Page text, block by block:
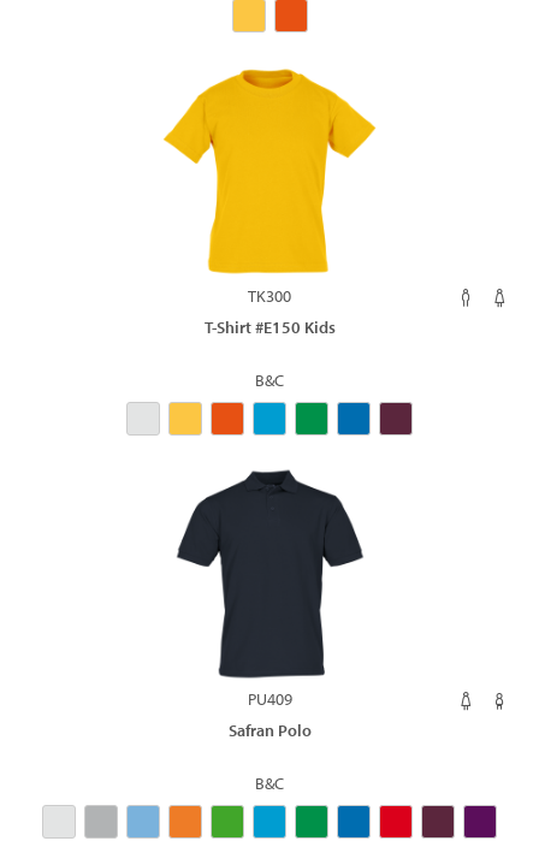
TK300
T-Shirt #E150 Kids
B&C
PU409
Safran Polo
B&C